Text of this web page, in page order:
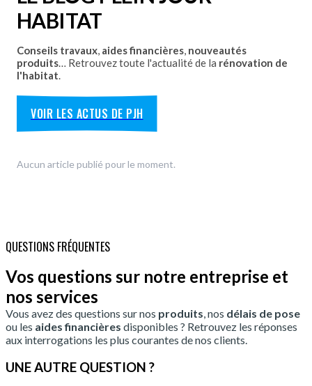
HABITAT
Conseils travaux, aides financières, nouveautés
produits… Retrouvez toute l'actualité de la rénovation de
l'habitat.
VOIR LES ACTUS DE PJH
Aucun article publié pour le moment.
QUESTIONS FRÉQUENTES
Vos questions sur notre entreprise et
nos services
Vous avez des questions sur nos produits, nos délais de pose
ou les aides financières disponibles ? Retrouvez les réponses
aux interrogations les plus courantes de nos clients.
UNE AUTRE QUESTION ?